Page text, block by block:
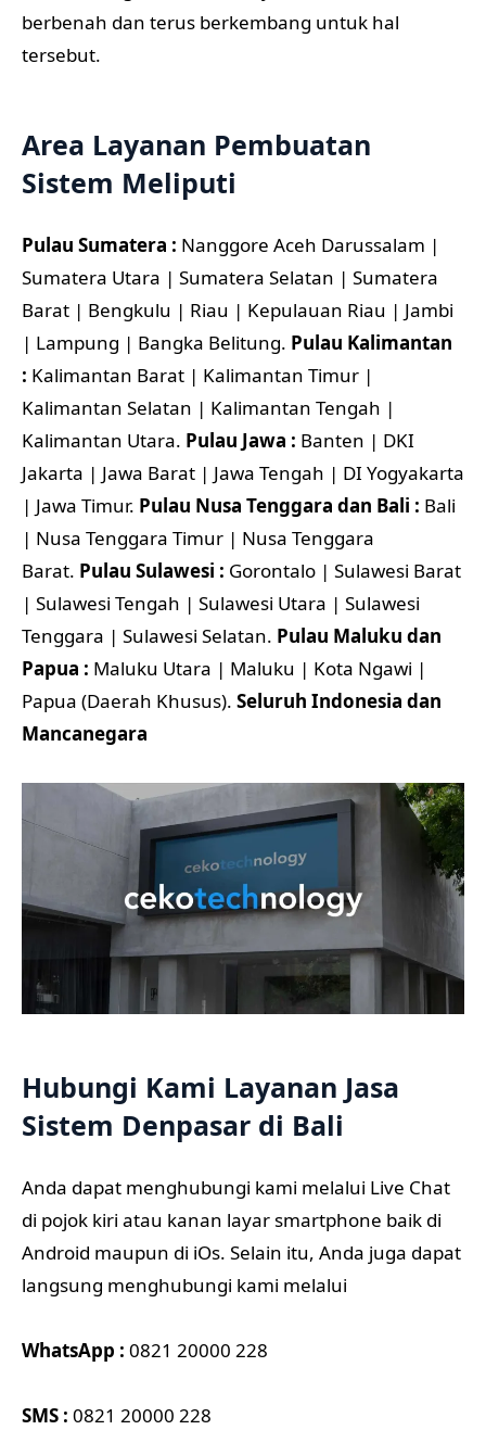
berbenah dan terus berkembang untuk hal
tersebut.
Area Layanan Pembuatan
Sistem Meliputi
Pulau Sumatera : Nanggore Aceh Darussalam |
Sumatera Utara | Sumatera Selatan | Sumatera
Barat | Bengkulu | Riau | Kepulauan Riau | Jambi
| Lampung | Bangka Belitung. Pulau Kalimantan
: Kalimantan Barat | Kalimantan Timur |
Kalimantan Selatan | Kalimantan Tengah |
Kalimantan Utara. Pulau Jawa : Banten | DKI
Jakarta | Jawa Barat | Jawa Tengah | DI Yogyakarta
| Jawa Timur. Pulau Nusa Tenggara dan Bali : Bali
| Nusa Tenggara Timur | Nusa Tenggara
Barat. Pulau Sulawesi : Gorontalo | Sulawesi Barat
| Sulawesi Tengah | Sulawesi Utara | Sulawesi
Tenggara | Sulawesi Selatan. Pulau Maluku dan
Papua : Maluku Utara | Maluku | Kota Ngawi |
Papua (Daerah Khusus). Seluruh Indonesia dan
Mancanegara
Hubungi Kami Layanan Jasa
Sistem Denpasar di Bali
Anda dapat menghubungi kami melalui Live Chat
di pojok kiri atau kanan layar smartphone baik di
Android maupun di iOs. Selain itu, Anda juga dapat
langsung menghubungi kami melalui
WhatsApp : 0821 20000 228
SMS : 0821 20000 228